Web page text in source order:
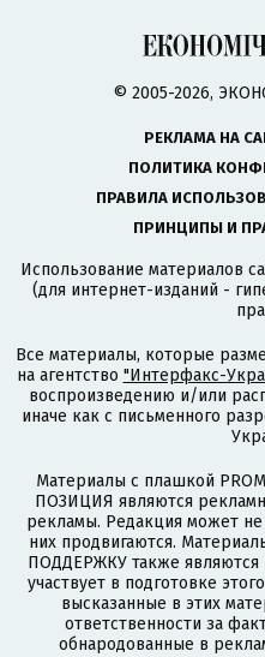
© 2005-2026,
РЕКЛАМА НА
ПОЛИТИКА
ПРАВИЛА
ПРИНЦИПЫ И
Использование материалов
(для интернет-изданий -
Все материалы, которые
на агентство "Интерфакс-
воспроизведению и/или
иначе как с письменного
Материалы с плашкой
ПОЗИЦИЯ являются
рекламы. Редакция может
них продвигаются.
ПОДДЕРЖКУ также являются
участвует в подготовке
высказанные в этих
ответственности за
обнародованные в